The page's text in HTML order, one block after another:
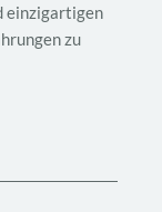
einzigartigen
zu